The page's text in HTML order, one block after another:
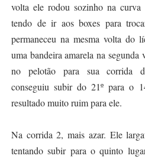
volta ele rodou sozinho na
tendo de ir aos boxes para
permaneceu na mesma volta do
uma bandeira amarela na
no pelotão para sua corrida
conseguiu subir do 21º para o
resultado muito ruim para ele.
Na corrida 2, mais azar. Ele
tentando subir para o quinto